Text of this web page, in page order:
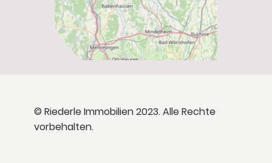
© Riederle Immobilien 2023. Alle Rechte
vorbehalten.